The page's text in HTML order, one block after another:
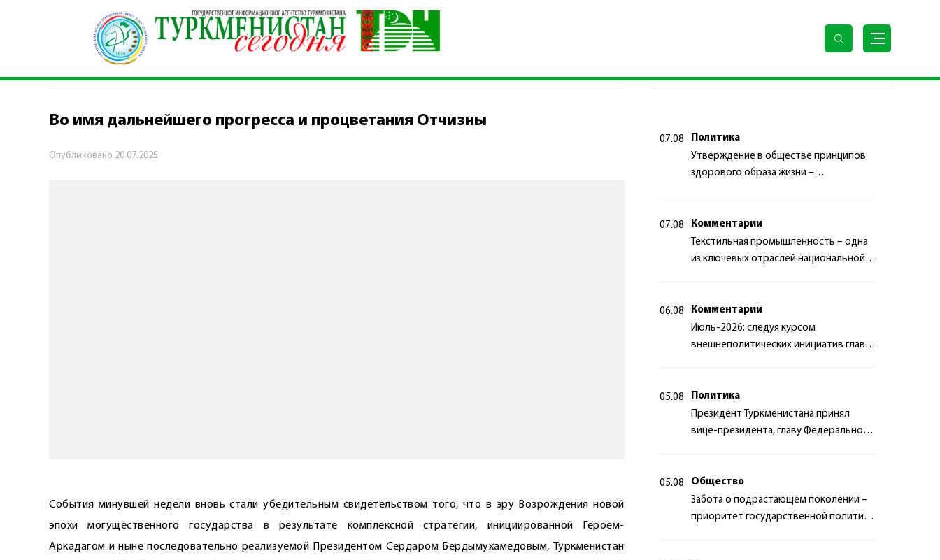
\ События недели Во имя дальнейшего прогресса и процветания Отчизны
СОБЫТИЯ НЕДЕЛИ
Во имя дальнейшего прогресса и процветания Отчизны
Опубликовано 20.07.2025
События минувшей недели вновь стали убедительным свидетельством того, что в эру Возрождения новой
эпохи могущественного государства в результате комплексной стратегии, инициированной Героем-
Аркадагом и ныне последовательно реализуемой Президентом Сердаром Бердымухамедовым, Туркменистан
07.08
Политика
Утверждение в обществе принципов
здорового образа жизни –
07.08
Комментарии
Текстильная промышленность – одна
из ключевых отраслей национальной
06.08
Комментарии
Июль-2026: следуя курсом
внешнеполитических инициатив главы
05.08
Политика
Президент Туркменистана принял
вице-президента, главу Федерального
05.08
Общество
Забота о подрастающем поколении –
приоритет государственной политики